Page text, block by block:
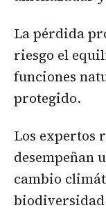
La pérdida
riesgo el
funciones
protegido.
Los expertos
desempeñan
cambio